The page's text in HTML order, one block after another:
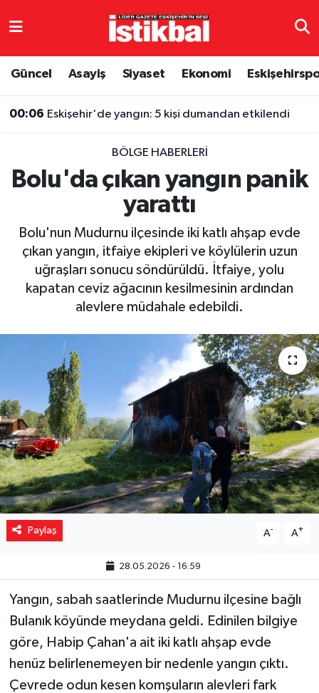
Güncel Asayiş Siyaset Ekonomi
BÖLGE HABERLERI
Bolu'da çıkan yangın panik
yarattı
Bolu'nun Mudurnu ilçesinde iki katlı ahşap evde
çıkan yangın, itfaiye ekipleri ve köylülerin uzun
uğraşları sonucu söndürüldü. İtfaiye, yolu
kapatan ceviz ağacının kesilmesinin ardından
alevlere müdahale edebildi.
Paylaş A- A+
28.05.2026 - 16:59
Yangın, sabah saatlerinde Mudurnu ilçesine bağlı
Bulanık köyünde meydana geldi. Edinilen bilgiye
göre, Habip Çahan'a ait iki katlı ahşap evde
henüz belirlenemeyen bir nedenle yangın çıktı.
Çevrede odun kesen komşuların alevleri fark
Eskişehirspor
Eğitim
Ekonomi
Yaşam
Resmi ilanlar
Eskişehir Nöbetçi Eczaneler
TFF 3.Lig 4.Grup Puan Durumu ve Fikstür
Tüm Manşetler
Son Dakika Haberleri
Haber Arşivi